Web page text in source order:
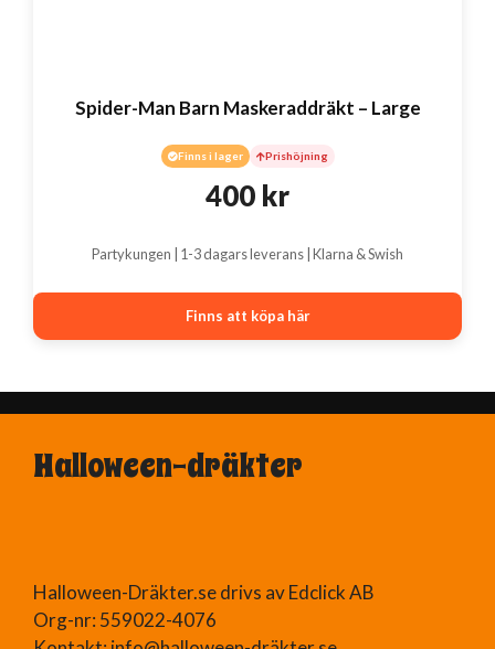
Spider-Man Barn Maskeraddräkt – Large
Finns i lager Prishöjning
400 kr
Partykungen | 1-3 dagars leverans | Klarna & Swish
Finns att köpa här
Halloween-dräkter
Halloween-Dräkter.se drivs av Edclick AB
Org-nr: 559022-4076